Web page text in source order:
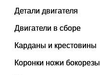
Детали двигателя
Двигатели в сборе
Карданы и крестовины
Коронки ножи бокорезы